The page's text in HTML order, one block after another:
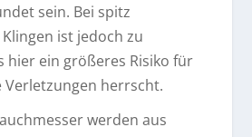
sein. Bei spitz
ist jedoch zu
hier ein größeres Risiko für
Verletzungen herrscht.
werden aus